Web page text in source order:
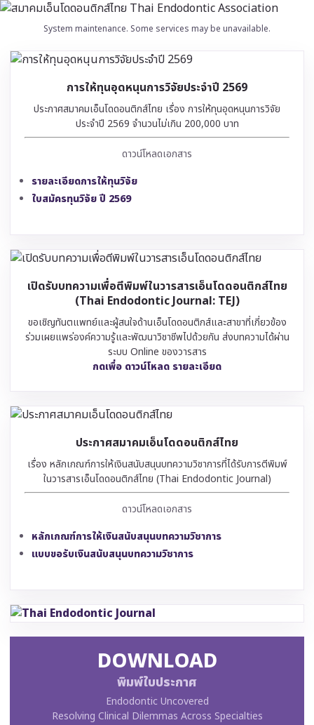
System maintenance. Some services may be unavailable.
การให้ทุนอุดหนุนการวิจัยประจำปี 2569
ประกาศสมาคมเอ็นโดดอนติกส์ไทย เรื่อง การให้ทุนอุดหนุนการวิจัย
ประจำปี 2569 จำนวนไม่เกิน 200,000 บาท
ดาวน์โหลดเอกสาร
รายละเอียดการให้ทุนวิจัย
ใบสมัครทุนวิจัย ปี 2569
เปิดรับบทความเพื่อตีพิมพ์ในวารสารเอ็นโดดอนติกส์ไทย
(Thai Endodontic Journal: TEJ)
ขอเชิญทันตแพทย์และผู้สนใจด้านเอ็นโดดอนติกส์และสาขาที่เกี่ยวข้อง
ร่วมเผยแพร่องค์ความรู้และพัฒนาวิชาชีพไปด้วยกัน ส่งบทความได้ผ่าน
ระบบ Online ของวารสาร
กดเพื่อ ดาวน์โหลด รายละเอียด
ประกาศสมาคมเอ็นโดดอนติกส์ไทย
เรื่อง หลักเกณฑ์การให้เงินสนับสนุนบทความวิชาการที่ได้รับการตีพิมพ์
ในวารสารเอ็นโดดอนติกส์ไทย (Thai Endodontic Journal)
ดาวน์โหลดเอกสาร
หลักเกณฑ์การให้เงินสนับสนุนบทความวิชาการ
แบบขอรับเงินสนับสนุนบทความวิชาการ
DOWNLOAD
พิมพ์ใบประกาศ
Endodontic Uncovered
Resolving Clinical Dilemmas Across Specialties